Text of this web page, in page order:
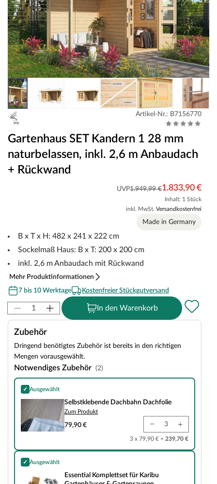
Artikel-Nr.: B7156770
Gartenhaus SET Kandern 1 28 mm
naturbelassen, inkl. 2,6 m Anbaudach
+ Rückwand
UVP1.949,99 €1.833,90 €
Inhalt: 1 Stück
inkl. MwSt. Versandkostenfrei
Made in Germany
B x T x H: 482 x 241 x 222 cm
Sockelmaß Haus: B x T: 200 x 200 cm
inkl. 2,6 m Anbaudach mit Rückwand
Mehr Produktinformationen
7 bis 10 Werktage
Kostenfreier Stückgutversand
In den Warenkorb
Zubehör
Dringend benötigtes Zubehör ist bereits in den richtigen
Mengen vorausgewählt.
Notwendiges Zubehör (2)
✓ Ausgewählt
Selbstklebende Dachbahn Dachfolie
Selbstklebende Dachbahn Dachfolie
Zum Produkt
79,90 €
3 x 79,90 € = 239,70 €
✓ Ausgewählt
Essential Komplettset für Karibu Gartenhäuser & Gartensaunen
Essential Komplettset für Karibu